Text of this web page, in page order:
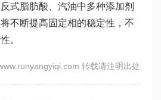
式脂肪酸、汽油中多种添加剂
不断提高固定相的稳定性，不
。
转载请注明出处